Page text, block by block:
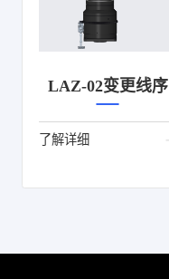
LAZ-02变更线序
了解详细